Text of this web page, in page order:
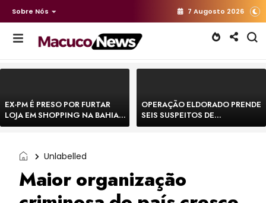
Sobre Nós 7 Augosto 2026
EX-PM É PRESO POR FURTAR
LOJA EM SHOPPING NA BAHIA E
ESCAPA CORRENDO DE
OPERAÇÃO ELDORADO PRENDE
SEIS SUSPEITOS DE
MOVIMENTAR R$ 25 MILHÕES
Unlabelled
Maior organização